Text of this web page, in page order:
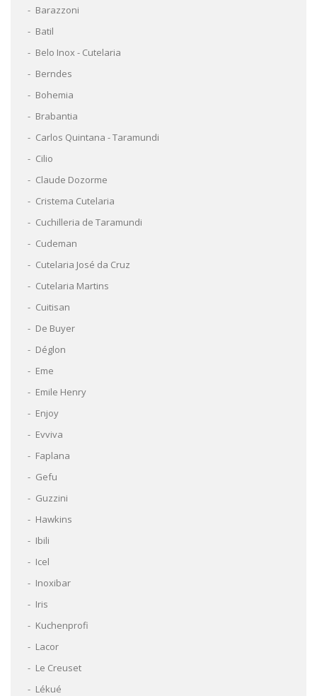
Barazzoni
Batil
Belo Inox - Cutelaria
Berndes
Bohemia
Brabantia
Carlos Quintana - Taramundi
Cilio
Claude Dozorme
Cristema Cutelaria
Cuchilleria de Taramundi
Cudeman
Cutelaria José da Cruz
Cutelaria Martins
Cuitisan
De Buyer
Déglon
Eme
Emile Henry
Enjoy
Evviva
Faplana
Gefu
Guzzini
Hawkins
Ibili
Icel
Inoxibar
Iris
Kuchenprofi
Lacor
Le Creuset
Lékué